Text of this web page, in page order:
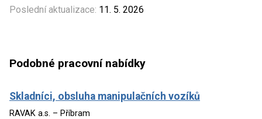
Poslední aktualizace: 11. 5. 2026
Podobné pracovní nabídky
Skladníci, obsluha manipulačních vozíků
RAVAK a.s. – Příbram